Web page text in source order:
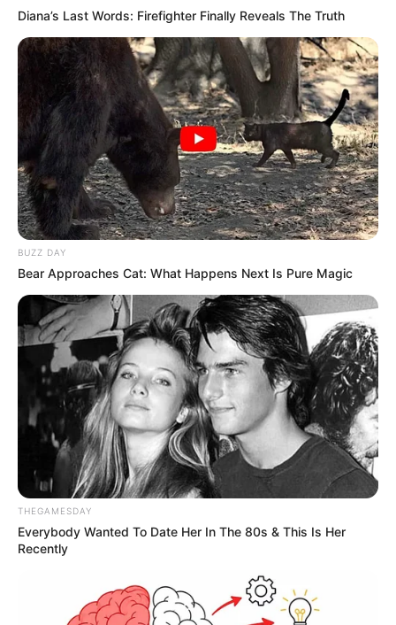
Diana’s Last Words: Firefighter Finally Reveals The Truth
BUZZ DAY
Bear Approaches Cat: What Happens Next Is Pure Magic
THEGAMESDAY
Everybody Wanted To Date Her In The 80s & This Is Her
Recently